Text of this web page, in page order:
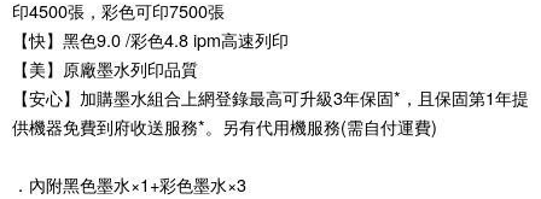
印4500張，彩色可印7500張
【快】黑色9.0 /彩色4.8 ipm高速列印
【美】原廠墨水列印品質
【安心】加購墨水組合上網登錄最高可升級3年保固*，且保固第1年提
供機器免費到府收送服務*。另有代用機服務(需自付運費)
．內附黑色墨水×1+彩色墨水×3